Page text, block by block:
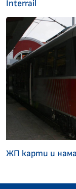
Interrail
ЖП карти и